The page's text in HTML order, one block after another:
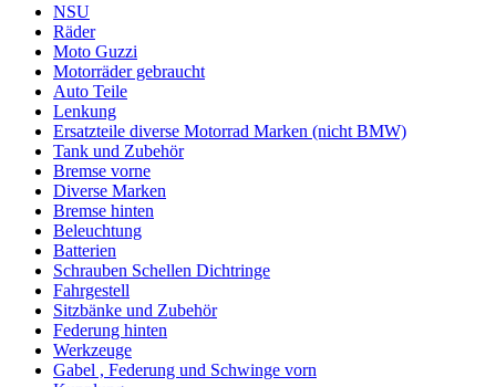
NSU
Räder
Moto Guzzi
Motorräder gebraucht
Auto Teile
Lenkung
Ersatzteile diverse Motorrad Marken (nicht BMW)
Tank und Zubehör
Bremse vorne
Diverse Marken
Bremse hinten
Beleuchtung
Batterien
Schrauben Schellen Dichtringe
Fahrgestell
Sitzbänke und Zubehör
Federung hinten
Werkzeuge
Gabel , Federung und Schwinge vorn